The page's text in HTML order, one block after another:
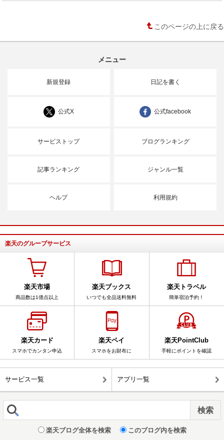
このページの上に戻る
メニュー
新規登録 日記を書く
公式X 公式facebook
サービストップ ブログランキング
記事ランキング ジャンル一覧
ヘルプ 利用規約
楽天のグループサービス
楽天市場
商品数は1億点以上
楽天ブックス
いつでも全品送料無料
楽天トラベル
簡単宿泊予約！
楽天カード
スマホでカンタン申込
楽天ペイ
スマホをお財布に
楽天PointClub
手軽にポイントを確認
サービス一覧 アプリ一覧
楽天ブログ全体を検索 このブログ内を検索